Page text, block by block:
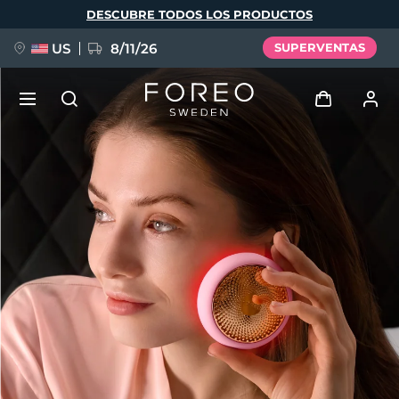
DESCUBRE TODOS LOS PRODUCTOS
US 8/11/26 SUPERVENTAS
Iniciar sesión
Perfil de usuario
Mis dispositivos
Mis pedidos
Mis direcciones
Mis suscripciones
FAQ™ Pure Beauty-Tech Elixir
BREAKING NEWS
issa™ Teeth Whitening Set
Idioma
Deutsch
Español
Français
Italiano
Português
Polski
Svenska
Русский
Türkçe
简体中文 繁體中文